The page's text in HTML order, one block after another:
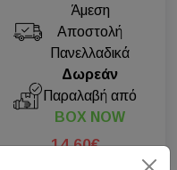
Άμεση
Αποστολή
Πανελλαδικά
Δωρεάν
Παραλαβή από
BOX NOW
14.60€